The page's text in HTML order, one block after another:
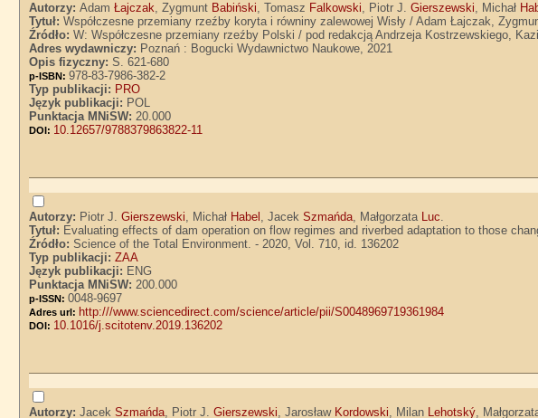
Autorzy:AdamŁajczak, Zygmunt Babiński, Tomasz Falkowski, Piotr J.Gierszewski, Michał
Tytuł:Współczesne przemiany rzeźby koryta i równiny zalewowej Wisły / Adam Łajczak,
Źródło:W: Współczesne przemiany rzeźby Polski / pod redakcją Andrzeja Kostrzewskiego,
Adres wydawniczy: Poznań : Bogucki Wydawnictwo Naukowe, 2021
Opis fizyczny:S. 621-680
p-ISBN:978-83-7986-382-2
Typ publikacji: PRO
Język publikacji: POL
Punktacja MNiSW:20.000
DOI: 10.12657/9788379863822-11
Autorzy: Piotr J.Gierszewski, Michał Habel , JacekSzmańda, Małgorzata Luc.
Tytuł: Evaluating effects of dam operation on flow regimes and riverbed adaptation to those
Źródło:Science of the Total Environment. - 2020, Vol. 710, id. 136202
Typ publikacji:ZAA
Język publikacji: ENG
Punktacja MNiSW:200.000
p-ISSN:0048-9697
Adres url: http:///www.sciencedirect.com/science/article/pii/S0048969719361984
DOI: 10.1016/j.scitotenv.2019.136202
Autorzy:JacekSzmańda, Piotr J.Gierszewski, Jarosław Kordowski, Milan Lehotský,